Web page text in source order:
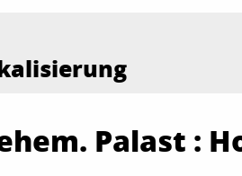
Palast :